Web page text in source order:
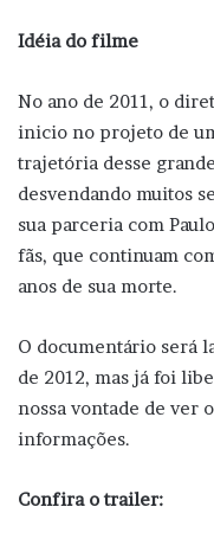
Idéia do filme
No ano de 2011, o
inicio no projeto de
trajetória desse
desvendando muitos
sua parceria com
fãs, que continuam
anos de sua morte.
O documentário será
de 2012, mas já foi
nossa vontade de ver
informações.
Confira o trailer: